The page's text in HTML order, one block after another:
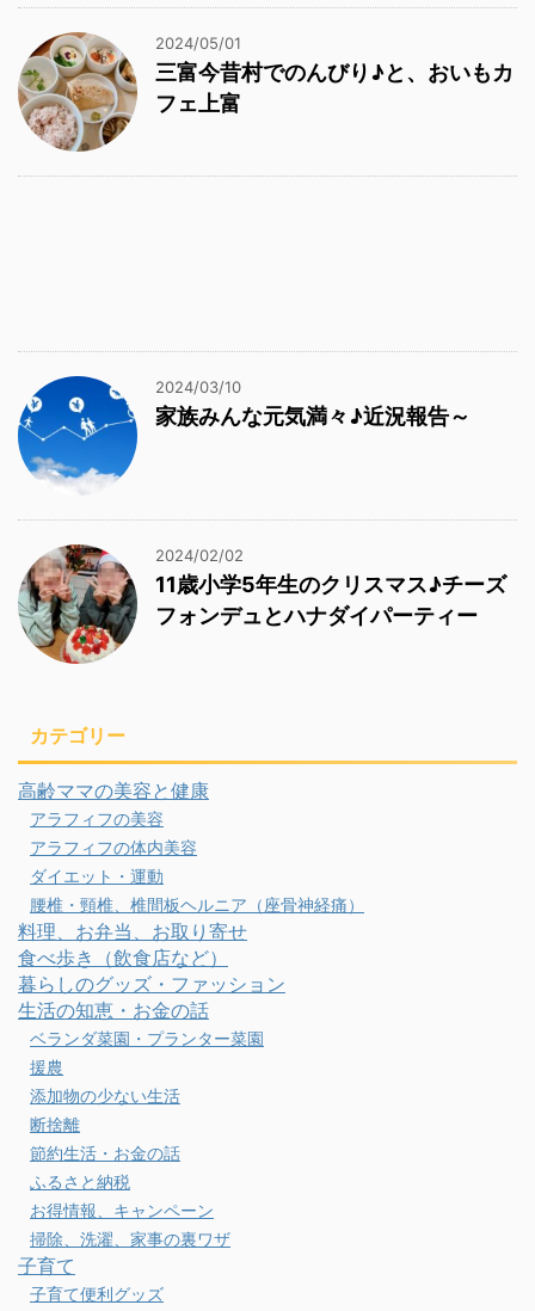
2024/05/01
三富今昔村でのんびり♪と、おいもカ
フェ上富
2024/03/10
家族みんな元気満々♪近況報告～
2024/02/02
11歳小学5年生のクリスマス♪チーズ
フォンデュとハナダイパーティー
カテゴリー
高齢ママの美容と健康
アラフィフの美容
アラフィフの体内美容
ダイエット・運動
腰椎・頸椎、椎間板ヘルニア（座骨神経痛）
料理、お弁当、お取り寄せ
食べ歩き（飲食店など）
暮らしのグッズ・ファッション
生活の知恵・お金の話
ベランダ菜園・プランター菜園
援農
添加物の少ない生活
断捨離
節約生活・お金の話
ふるさと納税
お得情報、キャンペーン
掃除、洗濯、家事の裏ワザ
子育て
子育て便利グッズ